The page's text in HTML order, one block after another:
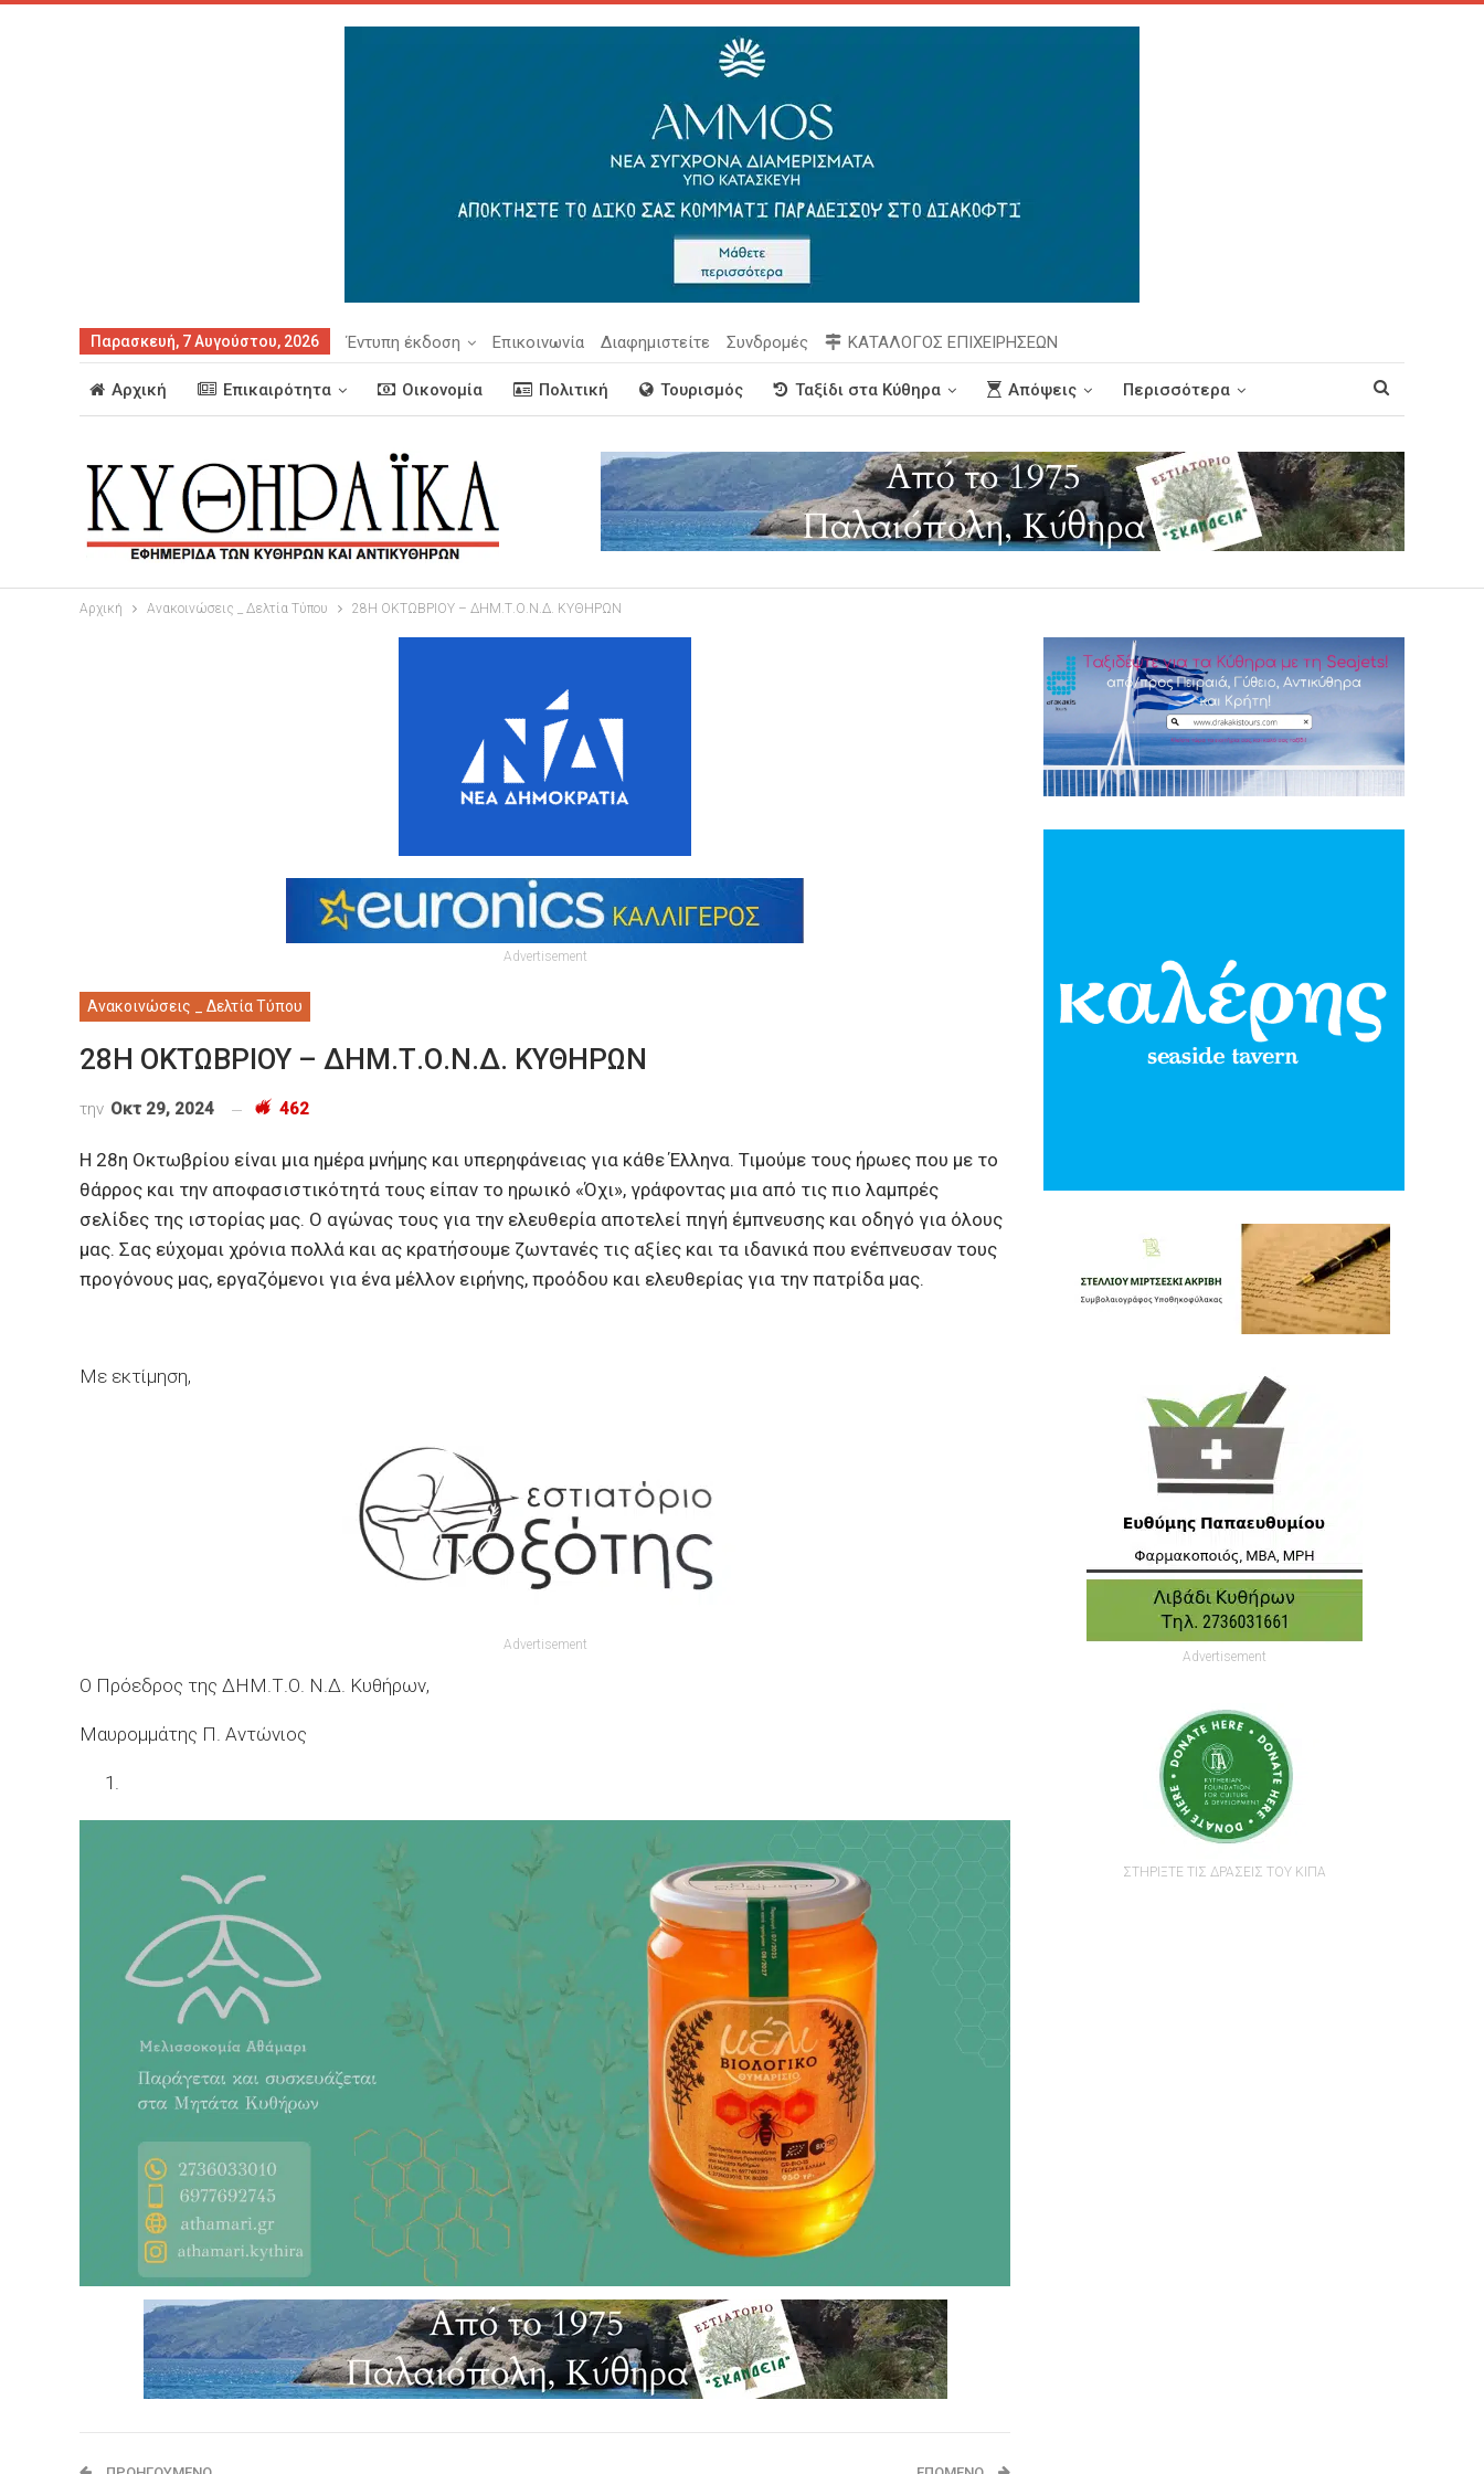
Παρασκευή, 7 Αυγούστου, 2026 Έντυπη έκδοση Επικοινωνία Διαφημιστείτε Συνδρομές ΚΑΤΑΛΟΓΟΣ ΕΠΙΧΕΙΡΗΣΕΩΝ
Αρχική Επικαιρότητα Οικονομία Πολιτική Τουρισμός Ταξίδι στα Κύθηρα Απόψεις Περισσότερα
Αρχική Ανακοινώσεις _ Δελτία Τύπου 28Η ΟΚΤΩΒΡΙΟΥ – ΔΗΜ.Τ.Ο.Ν.Δ. ΚΥΘΗΡΩΝ
Advertisement
Ανακοινώσεις _ Δελτία Τύπου
28Η ΟΚΤΩΒΡΙΟΥ – ΔΗΜ.Τ.Ο.Ν.Δ. ΚΥΘΗΡΩΝ
την Οκτ 29, 2024 462
Η 28η Οκτωβρίου είναι μια ημέρα μνήμης και υπερηφάνειας για κάθε Έλληνα. Τιμούμε τους ήρωες που με το
θάρρος και την αποφασιστικότητά τους είπαν το ηρωικό «Όχι», γράφοντας μια από τις πιο λαμπρές
σελίδες της ιστορίας μας. Ο αγώνας τους για την ελευθερία αποτελεί πηγή έμπνευσης και οδηγό για όλους
μας. Σας εύχομαι χρόνια πολλά και ας κρατήσουμε ζωντανές τις αξίες και τα ιδανικά που ενέπνευσαν τους
προγόνους μας, εργαζόμενοι για ένα μέλλον ειρήνης, προόδου και ελευθερίας για την πατρίδα μας.
Με εκτίμηση,
Advertisement
Ο Πρόεδρος της ΔΗΜ.Τ.Ο. Ν.Δ. Κυθήρων,
Μαυρομμάτης Π. Αντώνιος
Advertisement
ΣΤΗΡΙΞΤΕ ΤΙΣ ΔΡΑΣΕΙΣ ΤΟΥ ΚΙΠΑ